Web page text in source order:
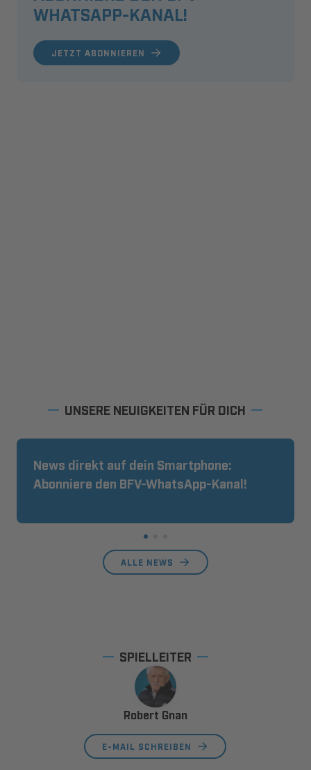
WHATSAPP-KANAL!
JETZT ABONNIEREN
UNSERE NEUIGKEITEN FÜR DICH
News direkt auf dein Smartphone:
Abonniere den BFV-WhatsApp-Kanal!
ALLE NEWS
SPIELLEITER
Robert Gnan
E-MAIL SCHREIBEN